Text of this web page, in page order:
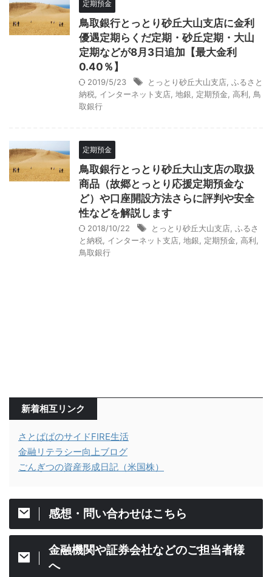
定期預金
鳥取銀行とっとり砂丘大山支店に金利
優遇定期らくだ定期・砂丘定期・大山
定期などが8月3日追加【最大金利
0.40％】
2019/5/23 とっとり砂丘大山支店 ふるさと
納税
インターネット支店 地銀 定期預金 高利
鳥
取銀行
定期預金
鳥取銀行とっとり砂丘大山支店の取扱
商品（故郷とっとり応援定期預金な
ど）や口座開設方法さらに評判や安全
性などを解説します
2018/10/22 とっとり砂丘大山支店 ふるさ
と納税
インターネット支店 地銀 定期預金 高利
鳥取銀行
新着相互リンク
さとぱぱのサイドFIRE生活
金融リテラシー向上ブログ
ごんぎつの資産形成日記（米国株）
感想・問い合わせはこちら
金融機関や証券会社などのご担当者様
へ